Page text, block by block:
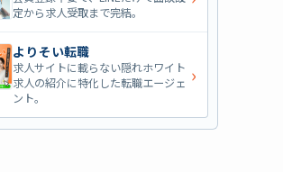
定から求人受取まで完結。
よりそい転職
求人サイトに載らない隠れホワイト
求人の紹介に特化した転職エージェ
ント。
›